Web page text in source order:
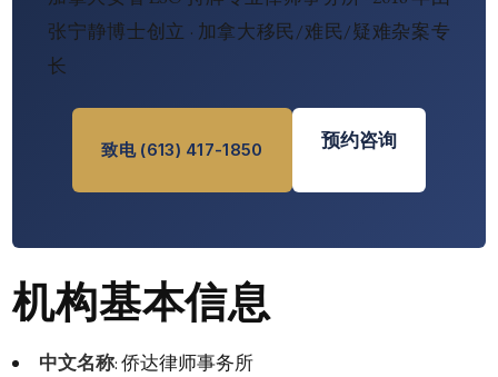
张宁静博士创立 · 加拿大移民/难民/疑难杂案专
长
致电 (613) 417-1850 预约咨询
机构基本信息
中文名称: 侨达律师事务所